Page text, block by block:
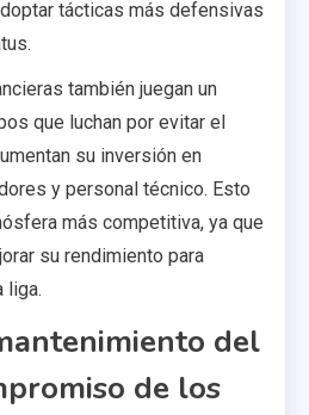
tácticas más defensivas
también juegan un
que luchan por evitar el
su inversión en
y personal técnico. Esto
más competitiva, ya que
su rendimiento para
liga.
del
de los